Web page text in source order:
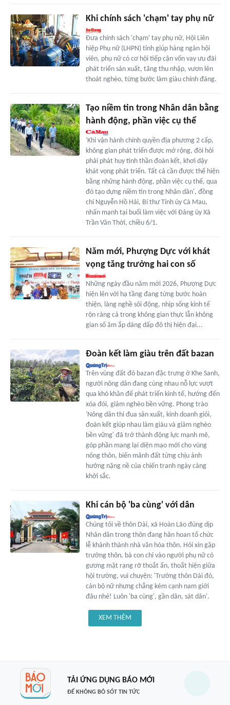
Khi chính sách 'chạm' tay phụ nữ
Đưa chính sách 'chạm' tay phụ nữ, Hội Liên
hiệp Phụ nữ (LHPN) tỉnh giúp hàng ngàn hội
viên, phụ nữ có cơ hội tiếp cận vốn vay ưu đãi
phát triển sản xuất, tăng thu nhập, vươn lên
thoát nghèo, từng bước làm giàu chính đáng.
Tạo niềm tin trong Nhân dân bằng
hành động, phần việc cụ thể
'Khi vận hành chính quyền địa phương 2 cấp,
không gian phát triển được mở rộng, đòi hỏi
phải phát huy tinh thần đoàn kết, khơi dậy
khát vọng phát triển. Tất cả cần được thể hiện
bằng những hành động, phần việc cụ thể, qua
đó tạo dựng niềm tin trong Nhân dân', đồng
chí Nguyễn Hồ Hải, Bí thư Tỉnh ủy Cà Mau,
nhấn mạnh tại buổi làm việc với Đảng ủy Xã
Trần Văn Thời, chiều 6/1.
Năm mới, Phượng Dực với khát
vọng tăng trưởng hai con số
Những ngày đầu năm mới 2026, Phượng Dực
hiện lên với hạ tầng đang từng bước hoàn
thiện, làng nghề sôi động, nhịp sống kinh tế
rộn ràng cả trong không gian thực lẫn không
gian số ăm ắp dáng dấp đô thị hiện đại...
Đoàn kết làm giàu trên đất bazan
Trên vùng đất đỏ bazan đặc trưng ở Khe Sanh,
người nông dân đang cùng nhau nỗ lực vượt
qua khó khăn để phát triển kinh tế, hướng đến
xóa đói, giảm nghèo bền vững. Phong trào
'Nông dân thi đua sản xuất, kinh doanh giỏi,
đoàn kết giúp nhau làm giàu và giảm nghèo
bền vững' đã trở thành động lực mạnh mẽ,
góp phần mang lại diện mạo mới cho vùng
nông thôn, biến mảnh đất từng chịu ảnh
hưởng nặng nề của chiến tranh ngày càng
khởi sắc.
Khi cán bộ 'ba cùng' với dân
Chúng tôi về thôn Dài, xã Hoàn Lão đúng dịp
Nhân dân trong thôn đang hân hoan tổ chức
lễ khánh thành nhà văn hóa thôn. Hỏi xin gặp
trưởng thôn, bà con chỉ vào người phụ nữ có
gương mặt rạng rỡ thoắt ẩn, thoắt hiện giữa
hội trường, vui chuyện: 'Trưởng thôn Dài đó,
cán bộ nữ nhưng chẳng kém cạnh nam giới
đâu nhé! Luôn 'ba cùng', gần dân, sát dân'.
XEM THÊM
TẢI ỨNG DỤNG BÁO MỚI
ĐỂ KHÔNG BỎ SÓT TIN TỨC